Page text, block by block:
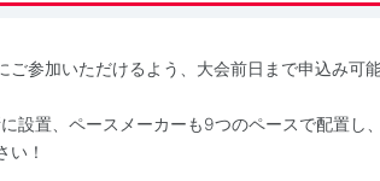
ご参加いただけるよう、大会前日まで申込み可
設置、ペースメーカーも9つのペースで配置し
い！